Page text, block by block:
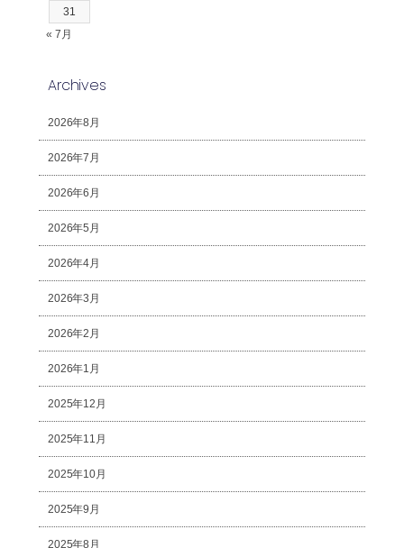
31
« 7月
Archives
2026年8月
2026年7月
2026年6月
2026年5月
2026年4月
2026年3月
2026年2月
2026年1月
2025年12月
2025年11月
2025年10月
2025年9月
2025年8月